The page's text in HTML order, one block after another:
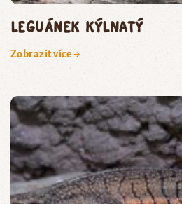
leguánek kýlnatý
Zobrazit více →